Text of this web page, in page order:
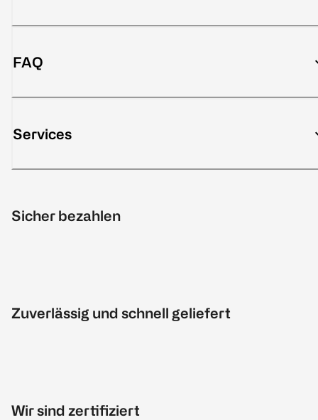
FAQ
Services
Sicher bezahlen
Zuverlässig und schnell geliefert
Wir sind zertifiziert